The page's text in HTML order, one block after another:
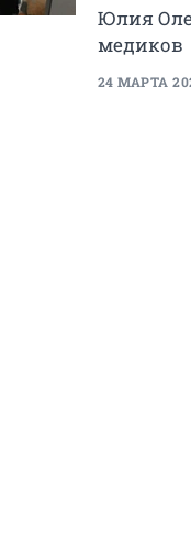
Юлия
медиков
24 МАРТА